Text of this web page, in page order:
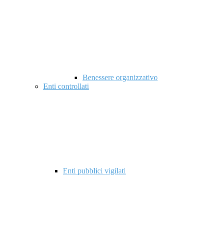
Benessere organizzativo
Enti controllati
Enti pubblici vigilati